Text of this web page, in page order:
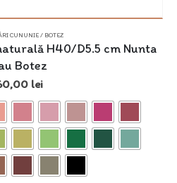
CUNUNIE / BOTEZ
H40/D5.5 cm Nunta
Botez
lei